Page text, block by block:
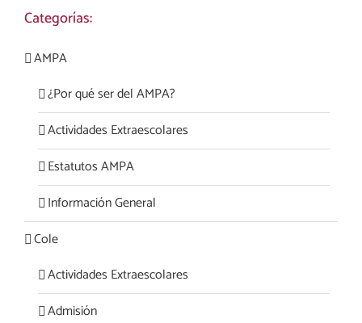
Categorías:
AMPA
¿Por qué ser del AMPA?
Actividades Extraescolares
Estatutos AMPA
Información General
Cole
Actividades Extraescolares
Admisión